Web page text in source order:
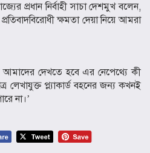
প্রধান নির্বাহী সাচা দেশমুখ বলেন,
ক্ষমতা দেয়া নিয়ে আমরা
আমাদের দেখতে হবে এর নেপেথ্যে কী
লেখাযুক্ত প্ল্যাকার্ড বহনের জন্য কখনই
না।’